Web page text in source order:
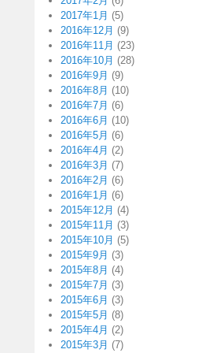
2017年1月 (5)
2016年12月 (9)
2016年11月 (23)
2016年10月 (28)
2016年9月 (9)
2016年8月 (10)
2016年7月 (6)
2016年6月 (10)
2016年5月 (6)
2016年4月 (2)
2016年3月 (7)
2016年2月 (6)
2016年1月 (6)
2015年12月 (4)
2015年11月 (3)
2015年10月 (5)
2015年9月 (3)
2015年8月 (4)
2015年7月 (3)
2015年6月 (3)
2015年5月 (8)
2015年4月 (2)
2015年3月 (7)